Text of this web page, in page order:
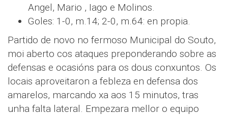
Angel, Mario , Iago e Molinos.
Goles: 1-0, m.14; 2-0, m.64: en propia.
Partido de novo no fermoso Municipal do Souto,
moi aberto cos ataques preponderando sobre as
defensas e ocasións para os dous conxuntos. Os
locais aproveitaron a febleza en defensa dos
amarelos, marcando xa aos 15 minutos, tras
unha falta lateral. Empezara mellor o equipo